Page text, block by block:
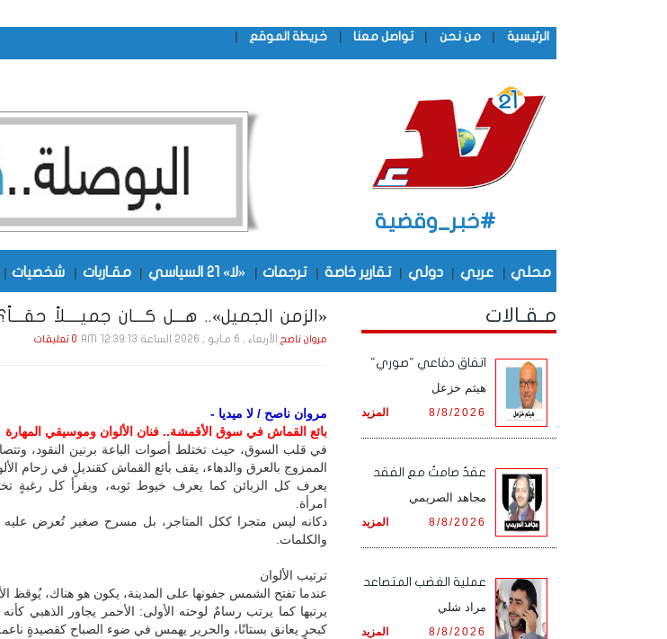
الرئيسية | من نحن | تواصل معنا | خريطة الموقع |
#خبر_وقضية
محلي | عربي | دولي | تقارير خاصة | ترجمات | «لا» 21 السياسي | مقـاربات | شخصيات |
«الزمن الجميل».. هـــل كـــان جميــــلاً حقـــاً؟!
مروان ناصحالأربعاء , 6 مـايـو , 2026 الساعة 12:39:13 AM 0 تعليقات
مروان ناصح / لا ميديا -
بائع القماش في سوق الأقمشة.. فنان الألوان وموسيقي المهارة
في قلب السوق، حيث تختلط أصوات الباعة برنين النقود،
الممزوج بالعرق والدهاء، يقف بائع القماش كقنديلٍ في زحام
يعرف كل الزبائن كما يعرف خيوط ثوبه، ويقرأ كل رغبةٍ
امرأة.
دكانه ليس متجرا ككل المتاجر، بل مسرح صغير تُعرض عليه
والكلمات.
ترتيب الألوان
عندما تفتح الشمس جفونها على المدينة، يكون هو هناك، يُوقظ
يرتبها كما يرتب رسامٌ لوحته الأولى: الأحمر يجاور الذهبي
كبحرٍ يعانق بستانًا، والحرير يهمس في ضوء الصباح كقصيدةٍ
مـقـالات
اتفاق دفاعي "صوري"
هيثم خزعل
المزيد 8/8/2026
عقدٌ صامتٌ مع الفقد
مجاهد الصريمي
المزيد 8/8/2026
‏عملية الغضب المتصاعد
مراد شلي
المزيد 8/8/2026